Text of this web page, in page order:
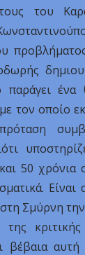
του
ένα
τον οποίο
50 χρόνια
Είναι
Σμύρνη
κριτικής
βέβαια αυτή